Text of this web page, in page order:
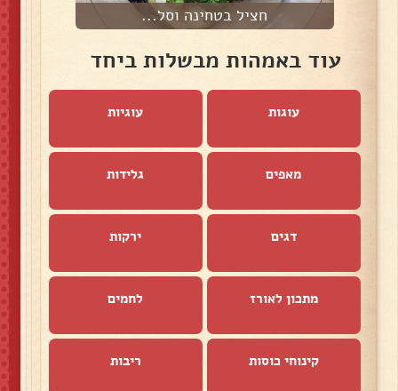
חציל בטחינה וסל...
עוד באמהות מבשלות ביחד
עוגות עוגיות
מאפים גלידות
דגים ירקות
מתכון לאורז לחמים
קינוחי כוסות ריבות